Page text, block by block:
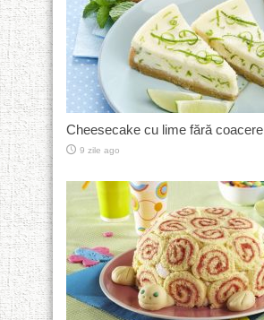
Cheesecake cu lime fără coacere
9 zile ago